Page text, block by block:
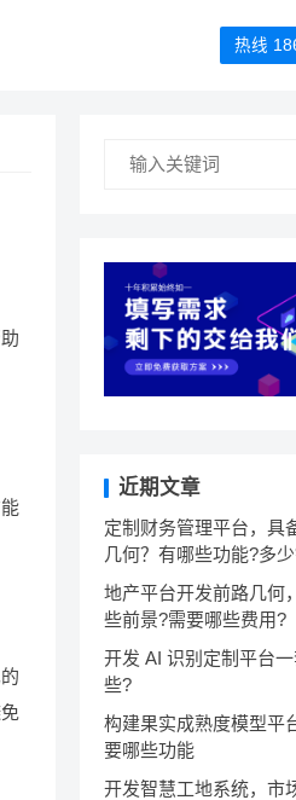
热线
近期文章
定制财务管理平台，具
几何？有哪些功能?多
地产平台开发前路几何
些前景?需要哪些费用?
开发 AI 识别定制平台
些?
构建果实成熟度模型平
要哪些功能
开发智慧工地系统，市